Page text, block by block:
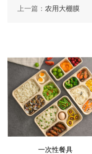
上一篇： 农用大棚膜
一次性餐具